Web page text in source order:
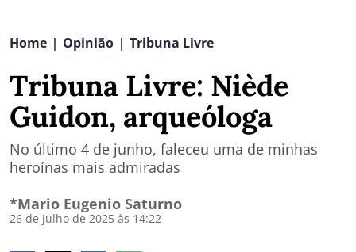
Home | Opinião | Tribuna Livre
Tribuna Livre: Niède
Guidon, arqueóloga
No último 4 de junho, faleceu uma de minhas
heroínas mais admiradas
*Mario Eugenio Saturno
26 de julho de 2025 às 14:22